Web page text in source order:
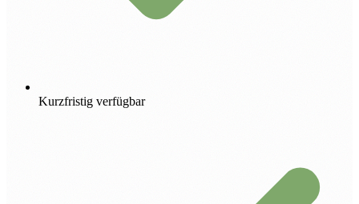
Kurzfristig verfügbar